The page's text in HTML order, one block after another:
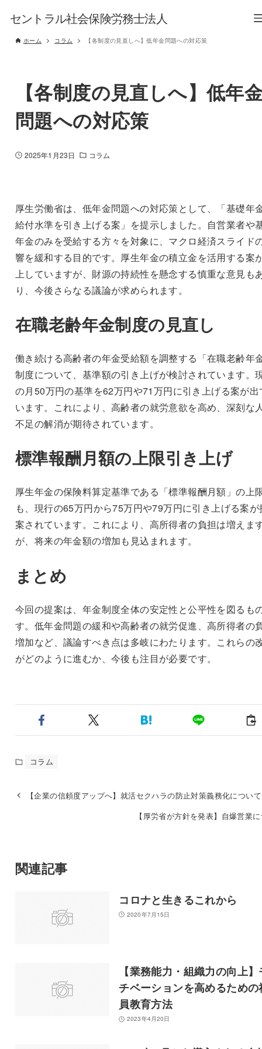
セントラル社会保険労務士法人
ホーム コラム 【各制度の見直しへ】低年金問題への対応策
【各制度の見直しへ】低年
問題への対応策
2025年1月23日 コラム
厚生労働省は、低年金問題への対応策として、「基礎年
給付水準を引き上げる案」を提示しました。自営業者や
年金のみを受給する方々を対象に、マクロ経済スライド
響を緩和する目的です。厚生年金の積立金を活用する案
上していますが、財源の持続性を懸念する慎重な意見も
り、今後さらなる議論が求められます。
在職老齢年金制度の見直し
働き続ける高齢者の年金受給額を調整する「在職老齢年
制度について、基準額の引き上げが検討されています。
の月50万円の基準を62万円や71万円に引き上げる案が出
います。これにより、高齢者の就労意欲を高め、深刻な
不足の解消が期待されています。
標準報酬月額の上限引き上げ
厚生年金の保険料算定基準である「標準報酬月額」の上
も、現行の65万円から75万円や79万円に引き上げる案が
案されています。これにより、高所得者の負担は増えま
が、将来の年金額の増加も見込まれます。
まとめ
今回の提案は、年金制度全体の安定性と公平性を図るも
す。低年金問題の緩和や高齢者の就労促進、高所得者の
増加など、議論すべき点は多岐にわたります。これらの
がどのように進むか、今後も注目が必要です。
コラム
【企業の信頼度アップへ】就活セクハラの防止対策義務化について
【厚労省が方針を発表】自爆営業
関連記事
コロナと生きるこれから
2020年7月15日
【業務能力・組織力の向上】
チベーションを高めるための
員教育方法
2023年4月20日